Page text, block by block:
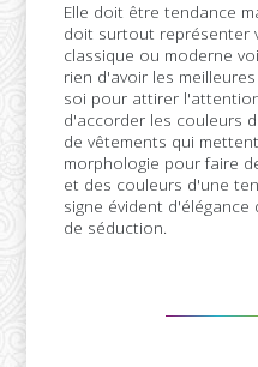
Elle doit être tendance
doit surtout représenter
classique ou moderne
rien d'avoir les
soi pour attirer
d'accorder les couleurs
de vêtements qui
morphologie pour faire
et des couleurs d'une
signe évident
de séduction.